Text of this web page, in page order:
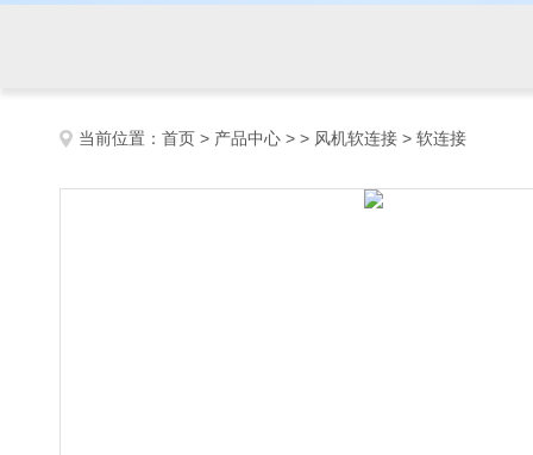
当前位置： 首页 > 产品中心 > > 风机软连接 > 软连接